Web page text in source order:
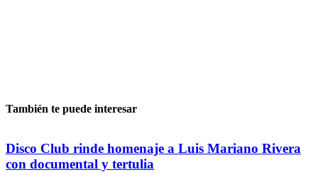
También te puede interesar
Disco Club rinde homenaje a Luis Mariano Rivera
con documental y tertulia